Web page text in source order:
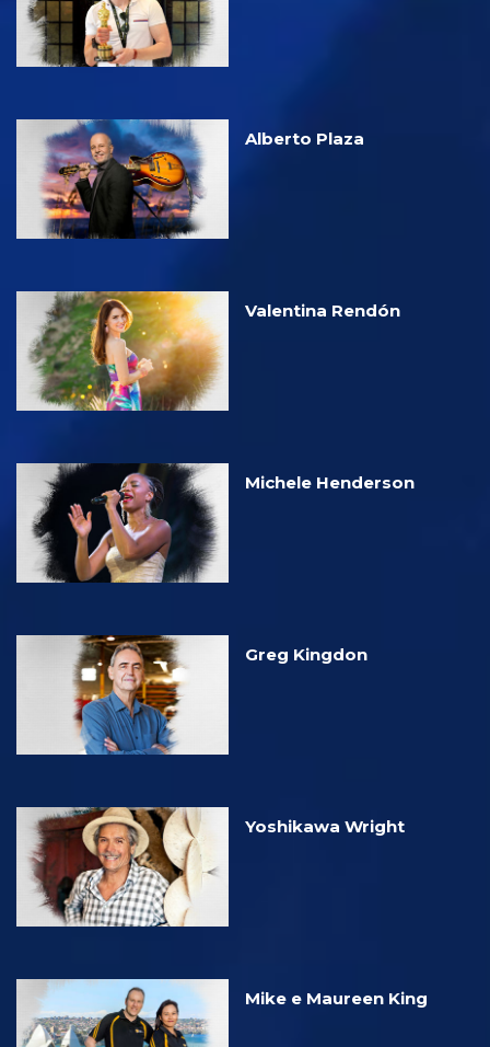
Alberto Plaza
Valentina Rendón
Michele Henderson
Greg Kingdon
Yoshikawa Wright
Mike e Maureen King